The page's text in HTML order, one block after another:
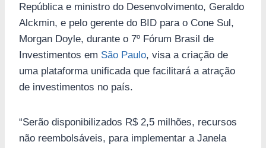
República e ministro do Desenvolvimento, Geraldo
Alckmin, e pelo gerente do BID para o Cone Sul,
Morgan Doyle, durante o 7º Fórum Brasil de
Investimentos em São Paulo, visa a criação de
uma plataforma unificada que facilitará a atração
de investimentos no país.
“Serão disponibilizados R$ 2,5 milhões, recursos
não reembolsáveis, para implementar a Janela